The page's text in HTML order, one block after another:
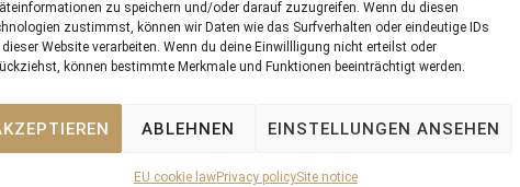
zu speichern und/oder darauf zuzugreifen. Wenn du diesen
zustimmst, können wir Daten wie das Surfverhalten oder eindeutige IDs
Website verarbeiten. Wenn du deine Einwillligung nicht erteilst oder
können bestimmte Merkmale und Funktionen beeinträchtigt werden.
ABLEHNEN EINSTELLUNGEN ANSEHEN
EU cookie lawPrivacy policySite notice